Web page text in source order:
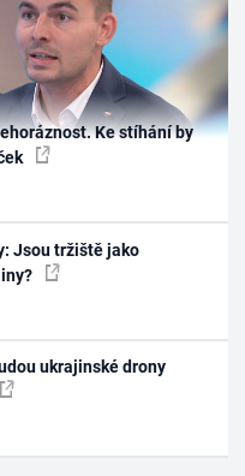
Ke stíhání by
Jsou tržiště jako
ukrajinské drony